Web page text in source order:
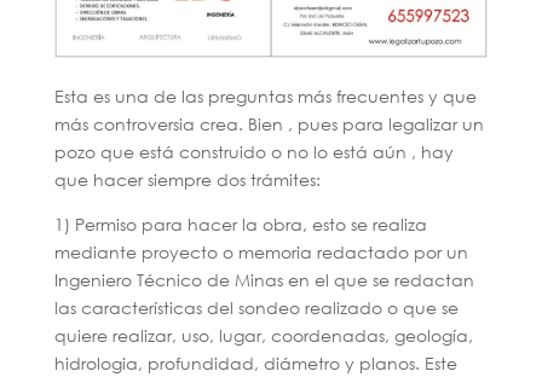
Esta es una de las preguntas más frecuentes y que
más controversia crea. Bien , pues para legalizar un
pozo que está construido o no lo está aún , hay
que hacer siempre dos trámites:
1) Permiso para hacer la obra, esto se realiza
mediante proyecto o memoria redactado por un
Ingeniero Técnico de Minas en el que se redactan
las características del sondeo realizado o que se
quiere realizar, uso, lugar, coordenadas, geología,
hidrologia, profundidad, diámetro y planos. Este